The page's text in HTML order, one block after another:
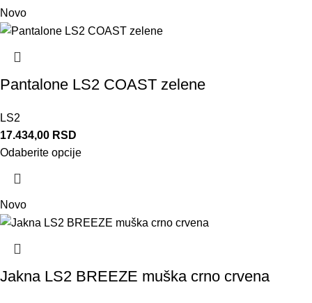
Novo
Pantalone LS2 COAST zelene
LS2
17.434,00 RSD
Odaberite opcije
Novo
Jakna LS2 BREEZE muška crno crvena